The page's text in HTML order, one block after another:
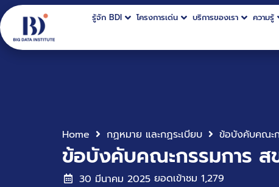
รู้จัก BDI โครงการเด่น บริการของเรา ความรู้
Home กฏหมาย และกฏระเบียบ
ข้อบังคับคณะกรรมการ ส
30 มีนาคม 2025 ยอดเข้าชม 1,279